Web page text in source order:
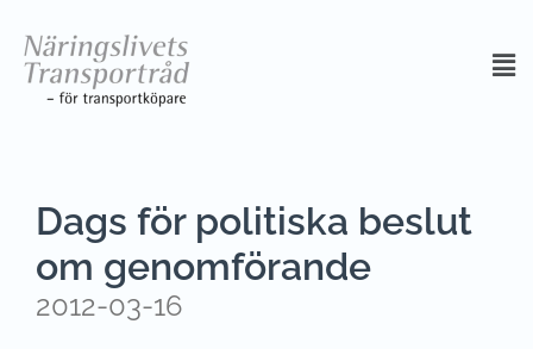
Dags för politiska beslut
om genomförande
2012-03-16